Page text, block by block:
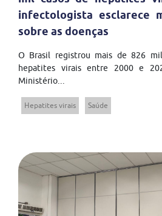
infectologista esclarece
sobre as doenças
O Brasil registrou mais de 826
hepatites virais entre 2000 e
Ministério...
Hepatites virais Saúde